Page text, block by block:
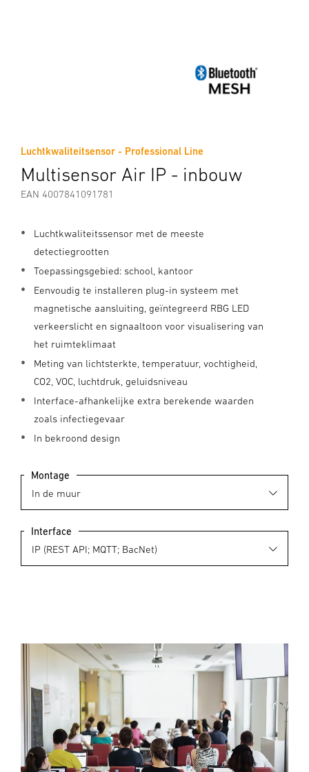
Luchtkwaliteitsensor - Professional Line
Multisensor Air IP - inbouw
EAN 4007841091781
Luchtkwaliteitssensor met de meeste
detectiegrootten
Toepassingsgebied: school, kantoor
Eenvoudig te installeren plug-in systeem met
magnetische aansluiting, geïntegreerd RBG LED
verkeerslicht en signaaltoon voor visualisering van
het ruimteklimaat
Meting van lichtsterkte, temperatuur, vochtigheid,
CO2, VOC, luchtdruk, geluidsniveau
Interface-afhankelijke extra berekende waarden
zoals infectiegevaar
In bekroond design
Montage
Interface